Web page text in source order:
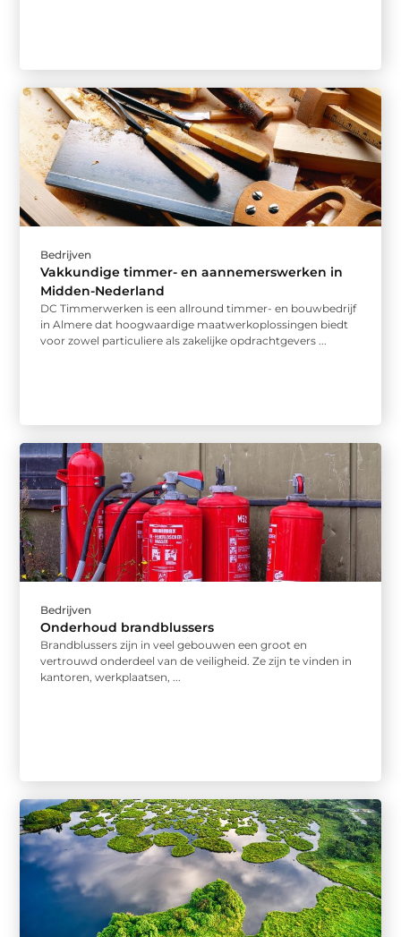
Bedrijven
Vakkundige timmer- en aannemerswerken in
Midden-Nederland
DC Timmerwerken is een allround timmer- en bouwbedrijf
in Almere dat hoogwaardige maatwerkoplossingen biedt
voor zowel particuliere als zakelijke opdrachtgevers ...
Bedrijven
Onderhoud brandblussers
Brandblussers zijn in veel gebouwen een groot en
vertrouwd onderdeel van de veiligheid. Ze zijn te vinden in
kantoren, werkplaatsen, ...